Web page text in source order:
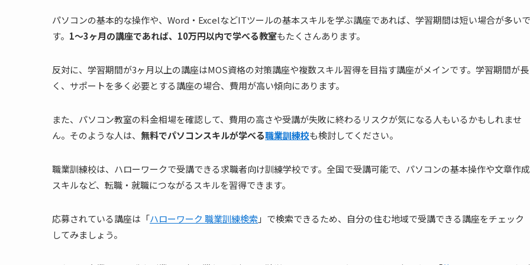
パソコンの基本的な操作や、Word・ExcelなどITツールの基本スキルを学ぶ講座であれば、学習期間は短い場合が多いで
す。 1～3ヶ月の講座であれば、10万円以内で学べる教室もたくさんあります。
反対に、学習期間が3ヶ月以上の講座はMOS資格の対策講座や複数スキル習得を目指す講座がメインです。学習期間が長
く、サポートを多く必要とする講座の場合、費用が高い傾向にあります。
また、パソコン教室の料金相場を確認して、費用の高さや受講が失敗に終わるリスクが気になる人もいるかもしれませ
ん。そのような人は、 無料でパソコンスキルが学べる職業訓練校も検討してください。
職業訓練校は、ハローワークで受講できる求職者向け訓練学校です。全国で受講可能で、パソコンの基本操作や文章作成
スキルなど、転職・就職につながるスキルを習得できます。
応募されている講座は「ハローワーク 職業訓練検索 」で検索できるため、自分の住む地域で受講できる講座をチェック
してみましょう。